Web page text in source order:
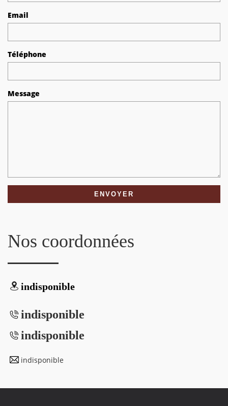
Email
Téléphone
Message
Nos coordonnées
indisponible
indisponible
indisponible
indisponible